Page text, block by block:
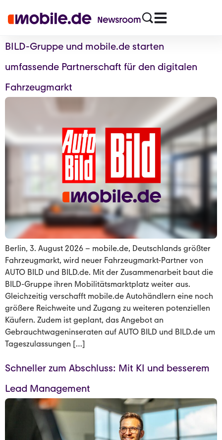
BILD-Gruppe und mobile.de starten
umfassende Partnerschaft für den digitalen
Fahrzeugmarkt
Berlin, 3. August 2026 – mobile.de, Deutschlands größter
Fahrzeugmarkt, wird neuer Fahrzeugmarkt-Partner von
AUTO BILD und BILD.de. Mit der Zusammenarbeit baut die
BILD-Gruppe ihren Mobilitätsmarktplatz weiter aus.
Gleichzeitig verschafft mobile.de Autohändlern eine noch
größere Reichweite und Zugang zu weiteren potenziellen
Käufern. Zudem ist geplant, das Angebot an
Gebrauchtwageninseraten auf AUTO BILD und BILD.de um
Tageszulassungen […]
Schneller zum Abschluss: Mit KI und besserem
Lead Management